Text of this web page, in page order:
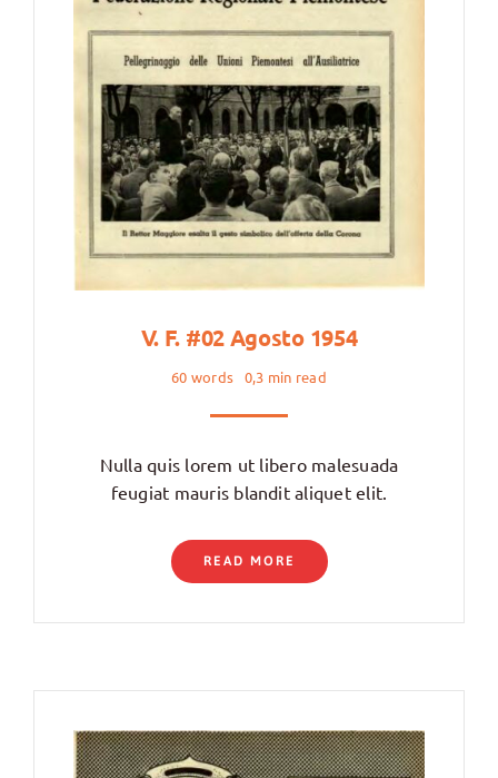
V. F. #02 Agosto 1954
60 words 0,3 min read
Nulla quis lorem ut libero malesuada
feugiat mauris blandit aliquet elit.
READ MORE